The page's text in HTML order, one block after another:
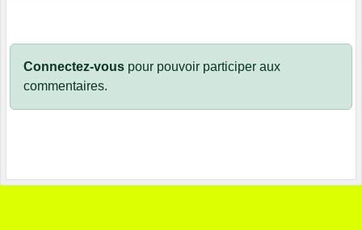
Connectez-vous pour pouvoir participer aux
commentaires.